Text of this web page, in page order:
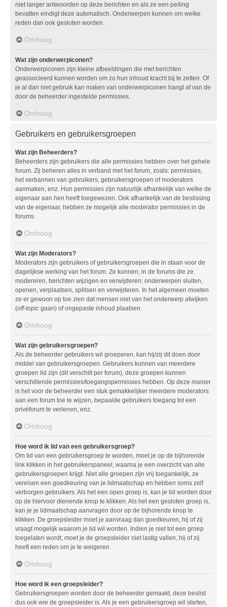
niet langer antwoorden op deze berichten en als ze een peiling
bevatten eindigt deze automatisch. Onderwerpen kunnen om welke
reden dan ook gesloten worden.
Omhoog
Wat zijn onderwerpiconen?
Onderwerpiconen zijn kleine afbeeldingen die met berichten
geassocieerd kunnen worden om zo hun inhoud kracht bij te zetten. Of
je al dan niet gebruik kan maken van onderwerpiconen hangt af van de
door de beheerder ingestelde permissies.
Omhoog
Gebruikers en gebruikersgroepen
Wat zijn Beheerders?
Beheerders zijn gebruikers die alle permissies hebben over het gehele
forum. Zij beheren alles in verband met het forum, zoals: permissies,
het verbannen van gebruikers, gebruikersgroepen of moderators
aanmaken, enz. Hun permissies zijn natuurlijk afhankelijk van welke de
eigenaar aan hen heeft toegewezen. Ook afhankelijk van de beslissing
van de eigenaar, hebben ze mogelijk alle moderator permissies in de
forums.
Omhoog
Wat zijn Moderators?
Moderators zijn gebruikers of gebruikersgroepen die in staan voor de
dagelijkse werking van het forum. Ze kunnen, in de forums die ze
modereren, berichten wijzigen en verwijderen; onderwerpen sluiten,
openen, verplaatsen, splitsen en verwijderen. In het algemeen moeten
ze er gewoon op toe zien dat mensen niet van het onderwerp afwijken
(off-topic gaan) of ongepaste inhoud plaatsen.
Omhoog
Wat zijn gebruikersgroepen?
Als de beheerder gebruikers wil groeperen, kan hij/zij dit doen door
middel van gebruikersgroepen. Gebruikers kunnen van meerdere
groepen lid zijn (dit verschilt per forum), deze groepen kunnen
verschillende permissies/toegangspermissies hebben. Op deze manier
is het voor de beheerder een stuk gemakkelijker meerdere moderators
aan een forum toe te wijzen, bepaalde gebruikers toegang tot een
privéforum te verlenen, enz.
Omhoog
Hoe word ik lid van een gebruikersgroep?
Om lid van een gebruikersgroep te worden, moet je op de bijhorende
link klikken in het gebruikerspaneel, waarna je een overzicht van alle
gebruikersgroepen krijgt. Niet alle groepen zijn vrij toegankelijk, ze
vereisen een goedkeuring van je lidmaatschap en hebben soms zelf
verborgen gebruikers. Als het een open groep is, kan je lid worden door
op de hiervoor dienende knop te klikken. Als het een gesloten groep is,
kan je je lidmaatschap aanvragen door op de bijhorende knop te
klikken. De groepsleider moet je aanvraag dan goedkeuren, hij of zij
vraagt mogelijk waarom je lid wil worden. Indien je niet tot een groep
toegelaten wordt, moet je de groepsleider niet lastig vallen, hij of zij
heeft een reden om je te weigeren.
Omhoog
Hoe word ik een groepsleider?
Gebruikersgroepen worden door de beheerder gemaakt, deze beslist
dus ook wie de groepsleider is. Als je een gebruikersgroep wil starten,